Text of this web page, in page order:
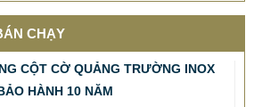
CHẠY
CỘT CỜ QUẢNG TRƯỜNG INOX
VNĐ687.999 VNĐ
CỜ INOX NGOÀI TRỜI